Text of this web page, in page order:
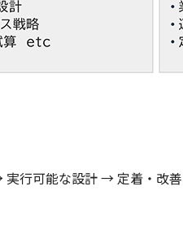
行可能な設計 → 定着・改